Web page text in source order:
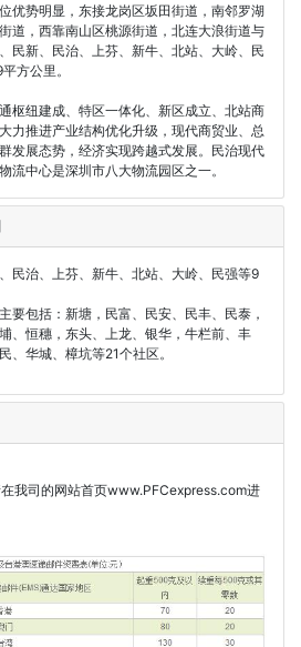
优势明显，东接龙岗区坂田街道，南邻罗湖
道，西靠南山区桃源街道，北连大浪街道与
民新、民治、上芬、新牛、北站、大岭、民
方公里。
枢纽建成、特区一体化、新区成立、北站商
力推进产业结构优化升级，现代商贸业、总
发展态势，经济实现跨越式发展。民治现代
流中心是深圳市八大物流园区之一。
民治、上芬、新牛、北站、大岭、民强等9
要包括：新塘，民富、民安、民丰、民泰，
、恒穗，东头、上龙、银华，牛栏前、丰
、华城、樟坑等21个社区。
我司的网站首页www.PFCexpress.com进